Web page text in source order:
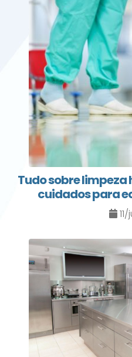
Tudo sobre
cuidados para